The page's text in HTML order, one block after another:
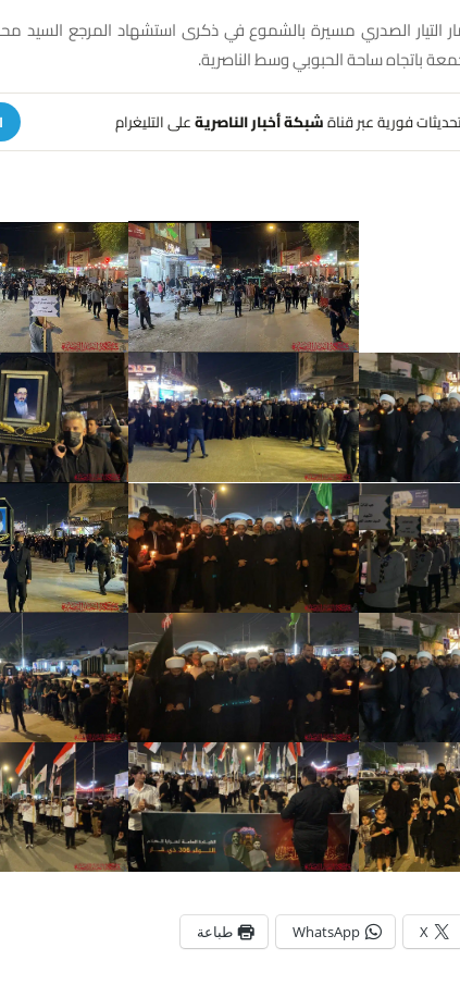
التيار الصدري مسيرة بالشموع في ذكرى استشهاد المرجع السيد
باتجاه ساحة الحبوبي وسط الناصرية.
فورية عبر قناةشبكة أخبار الناصريةعلى التليغرام
X
WhatsApp طباعة